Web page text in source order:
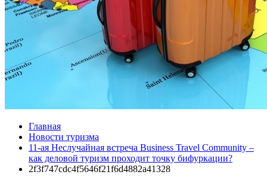
Главная
Новости туризма
11-ая Неслучайная встреча Business Travel Community –
как деловой туризм проходит точку бифуркации?
2f3f747cdc4f5646f21f6d4882a41328